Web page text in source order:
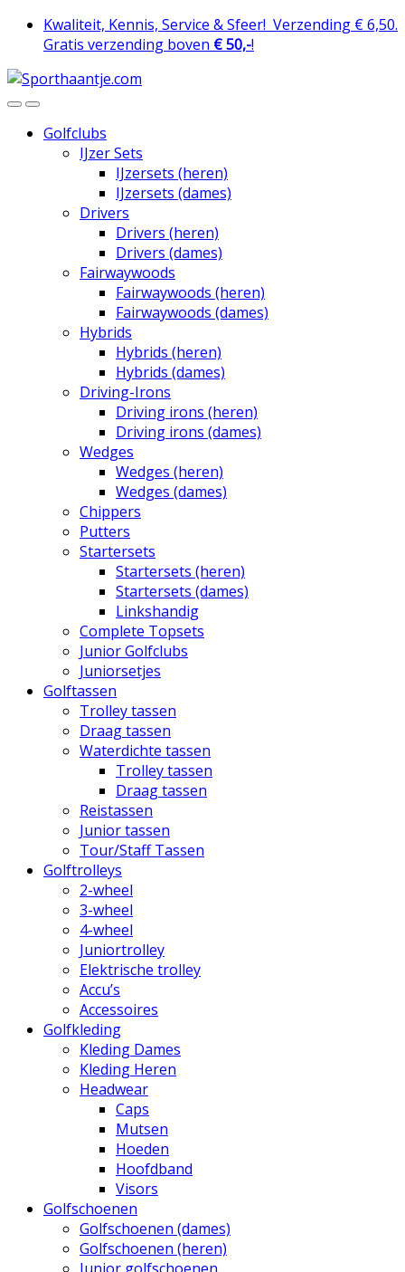
Skip
Skip Kwaliteit, Kennis, Service & Sfeer! Verzending € 6,50.
Gratis verzending boven € 50,-!
Golfclubs
IJzer Sets
IJzersets (heren)
IJzersets (dames)
Drivers
Drivers (heren)
Drivers (dames)
Fairwaywoods
Fairwaywoods (heren)
Fairwaywoods (dames)
Hybrids
Hybrids (heren)
Hybrids (dames)
Driving-Irons
Driving irons (heren)
Driving irons (dames)
Wedges
Wedges (heren)
Wedges (dames)
Chippers
Putters
Startersets
Startersets (heren)
Startersets (dames)
Linkshandig
Complete Topsets
Junior Golfclubs
Juniorsetjes
Golftassen
Trolley tassen
Draag tassen
Waterdichte tassen
Trolley tassen
Draag tassen
Reistassen
Junior tassen
Tour/Staff Tassen
Golftrolleys
2-wheel
3-wheel
4-wheel
Juniortrolley
Elektrische trolley
Accu’s
Accessoires
Golfkleding
Kleding Dames
Kleding Heren
Headwear
Caps
Mutsen
Hoeden
Hoofdband
Visors
Golfschoenen
Golfschoenen (dames)
Golfschoenen (heren)